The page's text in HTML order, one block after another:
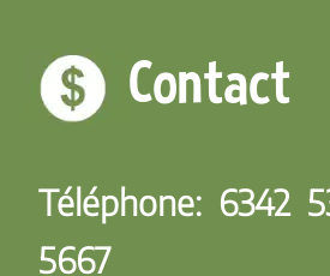
Contact
Téléphone: 6342
5667